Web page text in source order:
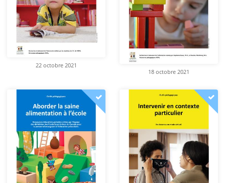
22 octobre 2021
18 octobre 2021